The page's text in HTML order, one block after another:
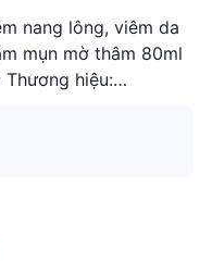
nang lông, viêm da
mụn mờ thâm 80ml
hiệu:
Hạn sử dụng: 36